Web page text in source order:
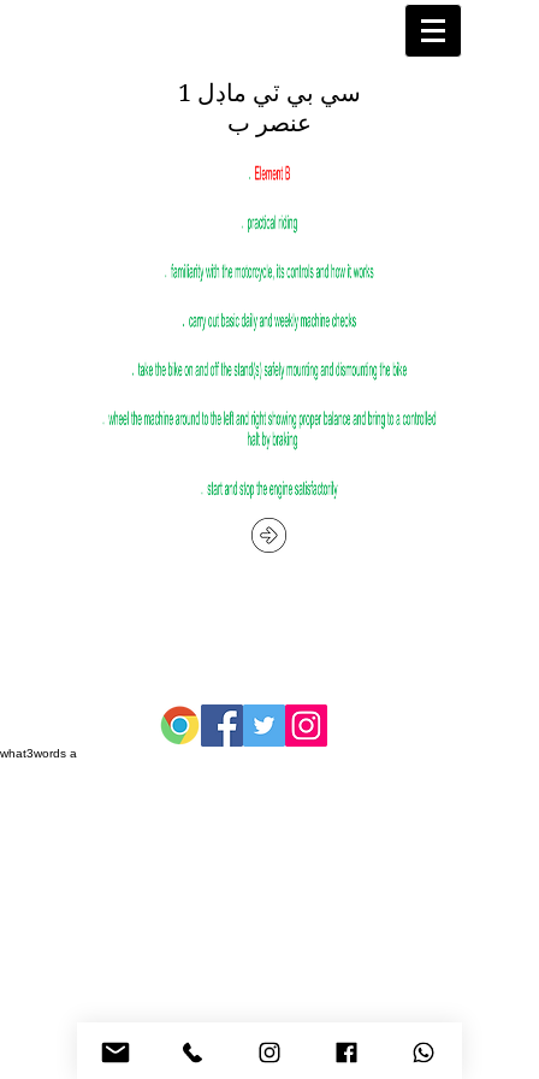
سي بي ٽي ماڊل 1
عنصر ب
what3words address: